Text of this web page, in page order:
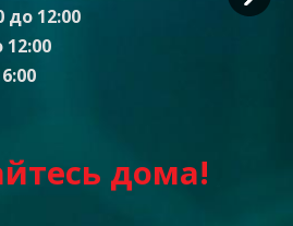
до 12:00
12:00
дома!